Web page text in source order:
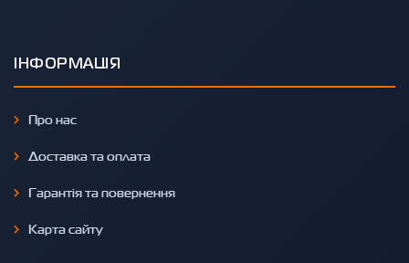
ІНФОРМАЦІЯ
Про нас
Доставка та оплата
Гарантія та повернення
Карта сайту